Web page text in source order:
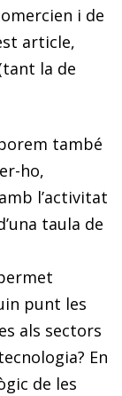
i de
article,
la de
també
ho,
l’activitat
taula de
punt les
als sectors
En
de les